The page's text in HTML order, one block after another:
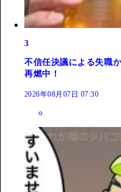
3
不信任決議による失職
再燃中！
2026年08月07日 07:30